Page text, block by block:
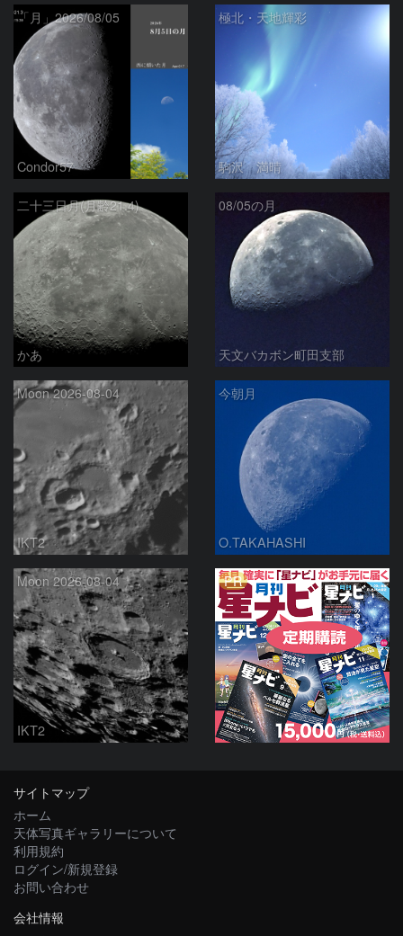
「月」2026/08/05
Condor57
極北・天地輝彩
駒沢 満晴
二十三日月(月齢21.4)
かあ
08/05の月
天文バカボン町田支部
Moon 2026-08-04
IKT2
今朝月
O.TAKAHASHI
Moon 2026-08-04
IKT2
PR
サイトマップ
ホーム
天体写真ギャラリーについて
利用規約
ログイン/新規登録
お問い合わせ
会社情報